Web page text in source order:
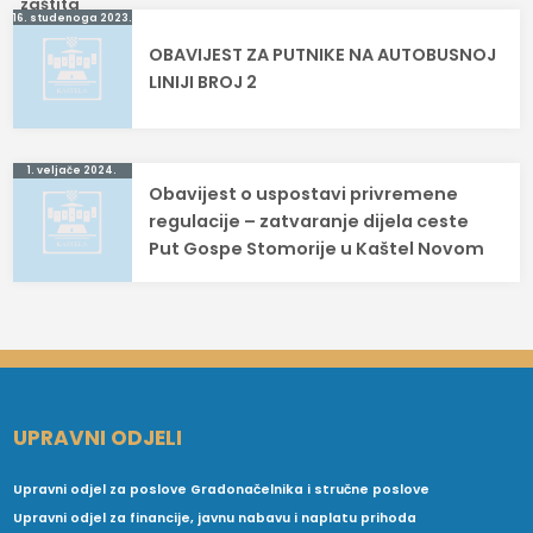
Navigacija
objava
16. studenoga 2023.
OBAVIJEST ZA PUTNIKE NA AUTOBUSNOJ
LINIJI BROJ 2
1. veljače 2024.
Obavijest o uspostavi privremene
regulacije – zatvaranje dijela ceste
Put Gospe Stomorije u Kaštel Novom
UPRAVNI ODJELI
Upravni odjel za poslove Gradonačelnika i stručne poslove
Upravni odjel za financije, javnu nabavu i naplatu prihoda